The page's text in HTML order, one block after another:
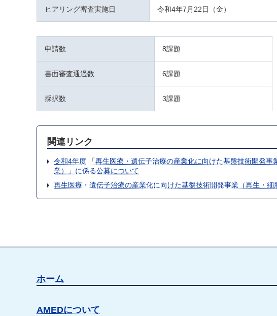
ヒアリング審査実施日 令和4年7月22日（金）
申請数 8課題
書面審査通過数 6課題
採択数 3課題
関連リンク
令和4年度 「再生医療・遺伝子治療の産業化に向けた基盤技術開発
業）」に係る公募について
再生医療・遺伝子治療の産業化に向けた基盤技術開発事業（再生・細
ホーム
AMEDについて